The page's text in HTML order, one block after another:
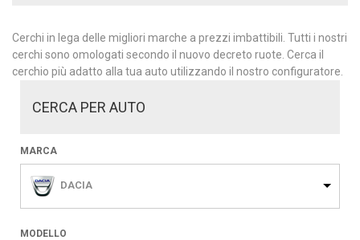
Cerchi in lega delle migliori marche a prezzi imbattibili. Tutti i nostri
cerchi sono omologati secondo il nuovo decreto ruote. Cerca il
cerchio più adatto alla tua auto utilizzando il nostro configuratore.
CERCA PER AUTO
MARCA
DACIA
MODELLO